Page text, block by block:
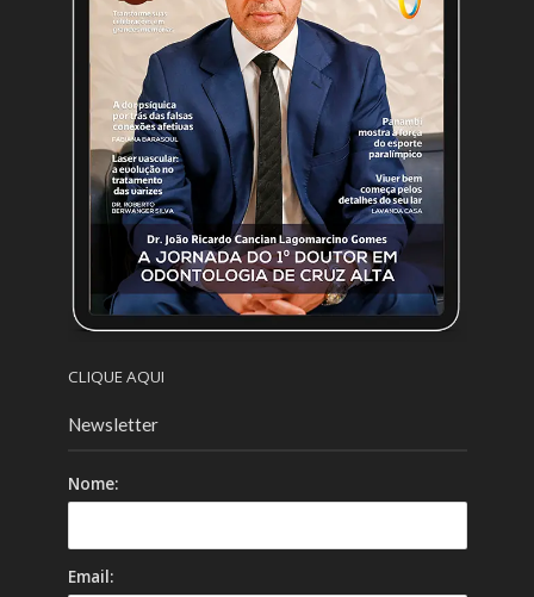
CLIQUE AQUI
Newsletter
Nome:
Email: